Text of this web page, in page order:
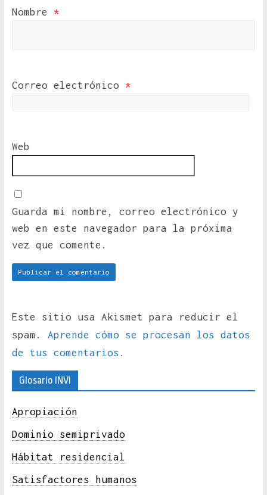
Nombre *
Correo electrónico *
Web
Guarda mi nombre, correo electrónico y
web en este navegador para la próxima
vez que comente.
Este sitio usa Akismet para reducir el
spam. Aprende cómo se procesan los datos
de tus comentarios.
Glosario INVI
Apropiación
Dominio semiprivado
Hábitat residencial
Satisfactores humanos